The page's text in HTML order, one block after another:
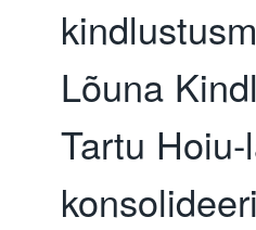
Lõuna
Tartu